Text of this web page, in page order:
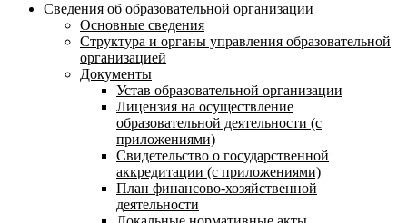
Сведения об образовательной организации
Основные сведения
Структура и органы управления образовательной
организацией
Документы
Устав образовательной организации
Лицензия на осуществление
образовательной деятельности (с
приложениями)
Свидетельство о государственной
аккредитации (с приложениями)
План финансово-хозяйственной
деятельности